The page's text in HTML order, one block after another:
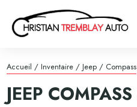
Accueil / Inventaire / Jeep / Compass
JEEP COMPASS